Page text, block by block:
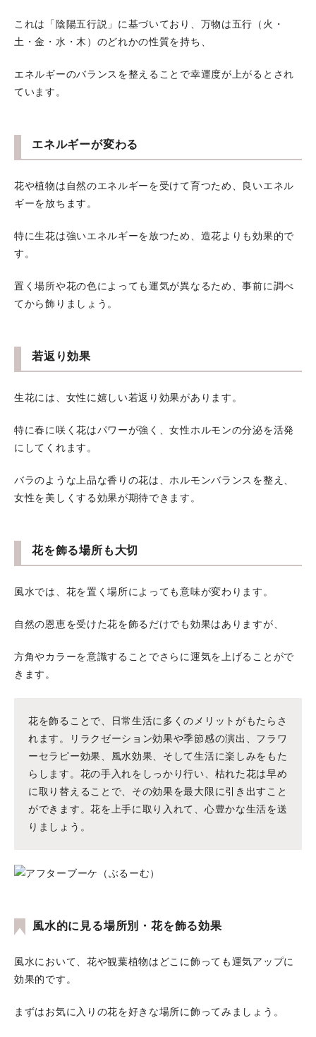
これは「陰陽五行説」に基づいており、万物は五行（火・
土・金・水・木）のどれかの性質を持ち、
エネルギーのバランスを整えることで幸運度が上がるとされ
ています。
エネルギーが変わる
花や植物は自然のエネルギーを受けて育つため、良いエネル
ギーを放ちます。
特に生花は強いエネルギーを放つため、造花よりも効果的で
す。
置く場所や花の色によっても運気が異なるため、事前に調べ
てから飾りましょう。
若返り効果
生花には、女性に嬉しい若返り効果があります。
特に春に咲く花はパワーが強く、女性ホルモンの分泌を活発
にしてくれます。
バラのような上品な香りの花は、ホルモンバランスを整え、
女性を美しくする効果が期待できます。
花を飾る場所も大切
風水では、花を置く場所によっても意味が変わります。
自然の恩恵を受けた花を飾るだけでも効果はありますが、
方角やカラーを意識することでさらに運気を上げることがで
きます。
花を飾ることで、日常生活に多くのメリットがもたらさ
れます。リラクゼーション効果や季節感の演出、フラワ
ーセラピー効果、風水効果、そして生活に楽しみをもた
らします。花の手入れをしっかり行い、枯れた花は早め
に取り替えることで、その効果を最大限に引き出すこと
ができます。花を上手に取り入れて、心豊かな生活を送
りましょう。
風水的に見る場所別・花を飾る効果
風水において、花や観葉植物はどこに飾っても運気アップに
効果的です。
まずはお気に入りの花を好きな場所に飾ってみましょう。